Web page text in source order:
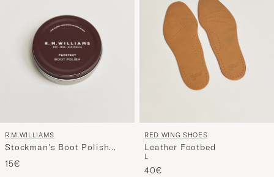
R.M.WILLIAMS
Stockman's Boot Polish
70ml Chestnut
15€
RED WING SHOES
Leather Footbed
L
40€